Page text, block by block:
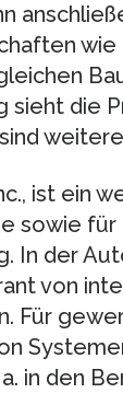
sieht die
ist ein
sowie
In der
von
Für
in den